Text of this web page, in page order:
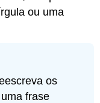
ou uma
os
frase